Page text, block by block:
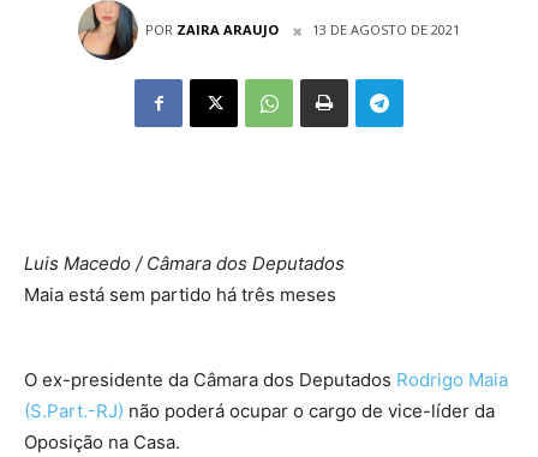
POR ZAIRA ARAUJO 13 DE AGOSTO DE 2021
Luis Macedo / Câmara dos Deputados
Maia está sem partido há três meses
O ex-presidente da Câmara dos Deputados Rodrigo Maia
(S.Part.-RJ) não poderá ocupar o cargo de vice-líder da
Oposição na Casa.